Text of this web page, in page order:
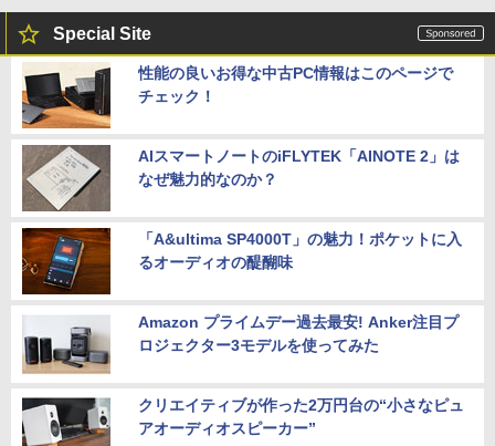
Special Site
性能の良いお得な中古PC情報はこのページで
チェック！
AIスマートノートのiFLYTEK「AINOTE 2」は
なぜ魅力的なのか？
「A&ultima SP4000T」の魅力！ポケットに入
るオーディオの醍醐味
Amazon プライムデー過去最安! Anker注目プ
ロジェクター3モデルを使ってみた
クリエイティブが作った2万円台の“小さなピュ
アオーディオスピーカー”